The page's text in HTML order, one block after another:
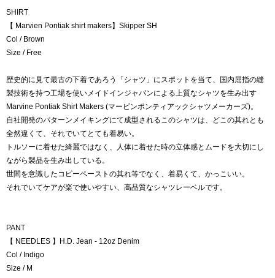
SHIRT
【 Marvien Pontiak shirt makers】Skipper SH
Col / Brown
Size / Free
歴史的に見て最古の下着であろう「シャツ」にスポットを当て、国内屈指の縫
製技術を持つ工場を使いメイドインジャパンによる上質なシャツを生み出す
Marvine Pontiak Shirt Makers (マービンポンティアックシャツメーカーズ)。
自社開発のパターンメイキングにて成型されるこのシャツは、どこの其れとも
全然違くて、それでいてとても着易い。
トルソーに着せた綺麗ではなく、人体に着せた時の立体感とムードを大切にし
ながら製品を生み出している。
世間を意識したコピーペーストの其れ等でなく、着易くて、かっこいい。
それでいてケアが楽で使いやすい、高品質なシャツレーベルです。
PANT
【 NEEDLES 】H.D. Jean - 12oz Denim
Col / Indigo
Size / M